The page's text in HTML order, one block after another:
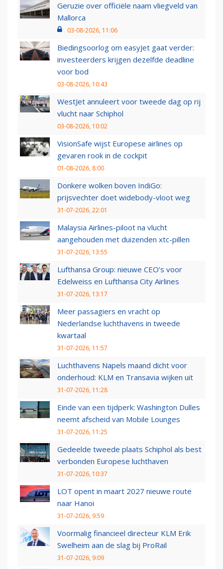
Geruzie over officiële naam vliegveld van
Mallorca
03-08-2026, 11:06
Biedingsoorlog om easyJet gaat verder:
investeerders krijgen dezelfde deadline
voor bod
03-08-2026, 10:43
WestJet annuleert voor tweede dag op rij
vlucht naar Schiphol
03-08-2026, 10:02
VisionSafe wijst Europese airlines op
gevaren rook in de cockpit
01-08-2026, 8:00
Donkere wolken boven IndiGo:
prijsvechter doet widebody-vloot weg
31-07-2026, 22:01
Malaysia Airlines-piloot na vlucht
aangehouden met duizenden xtc-pillen
31-07-2026, 13:55
Lufthansa Group: nieuwe CEO’s voor
Edelweiss en Lufthansa City Airlines
31-07-2026, 13:17
Meer passagiers en vracht op
Nederlandse luchthavens in tweede
kwartaal
31-07-2026, 11:57
Luchthavens Napels maand dicht voor
onderhoud: KLM en Transavia wijken uit
31-07-2026, 11:28
Einde van een tijdperk: Washington Dulles
neemt afscheid van Mobile Lounges
31-07-2026, 11:25
Gedeelde tweede plaats Schiphol als best
verbonden Europese luchthaven
31-07-2026, 10:37
LOT opent in maart 2027 nieuwe route
naar Hanoi
31-07-2026, 9:59
Voormalig financieel directeur KLM Erik
Swelheim aan de slag bij ProRail
31-07-2026, 9:09